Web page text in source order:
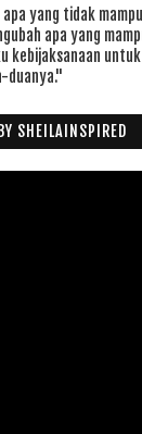
yang tidak mampu
apa yang
kebijaksanaan untuk
duanya."
SHEILAINSPIRED